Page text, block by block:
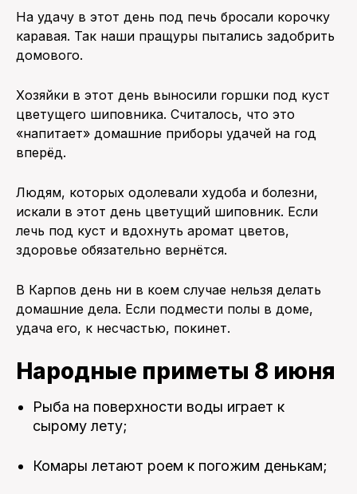
На удачу в этот день под печь бросали корочку
каравая. Так наши пращуры пытались задобрить
домового.
Хозяйки в этот день выносили горшки под куст
цветущего шиповника. Считалось, что это
«напитает» домашние приборы удачей на год
вперёд.
Людям, которых одолевали худоба и болезни,
искали в этот день цветущий шиповник. Если
лечь под куст и вдохнуть аромат цветов,
здоровье обязательно вернётся.
В Карпов день ни в коем случае нельзя делать
домашние дела. Если подмести полы в доме,
удача его, к несчастью, покинет.
Народные приметы 8 июня
Рыба на поверхности воды играет к
сырому лету;
Комары летают роем к погожим денькам;